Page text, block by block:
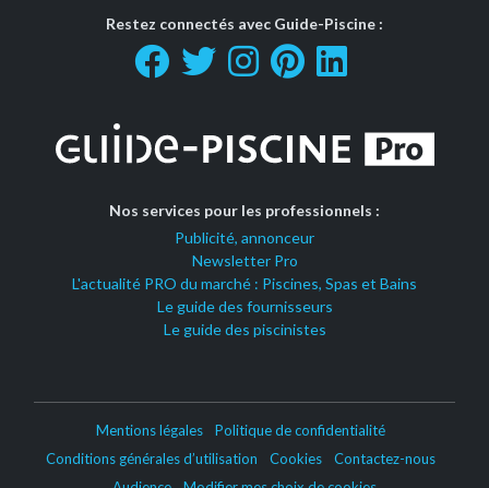
Restez connectés avec Guide-Piscine :
Nos services pour les professionnels :
Publicité, annonceur
Newsletter Pro
L'actualité PRO du marché : Piscines, Spas et Bains
Le guide des fournisseurs
Le guide des piscinistes
Mentions légales
Politique de confidentialité
Conditions générales d’utilisation
Cookies
Contactez-nous